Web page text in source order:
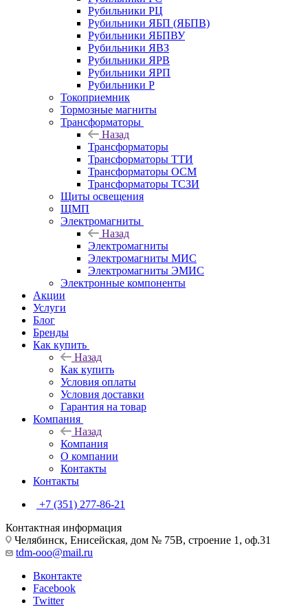
Рубильники РЦ
Рубильники ЯБП (ЯБПВ)
Рубильники ЯБПВУ
Рубильники ЯВЗ
Рубильники ЯРВ
Рубильники ЯРП
Рубильники Р
Токоприемник
Тормозные магниты
Трансформаторы
Назад
Трансформаторы
Трансформаторы ТТИ
Трансформаторы ОСМ
Трансформаторы ТСЗИ
Щиты освещения
ЩМП
Электромагниты
Назад
Электромагниты
Электромагниты МИС
Электромагниты ЭМИС
Электронные компоненты
Акции
Услуги
Блог
Бренды
Как купить
Назад
Как купить
Условия оплаты
Условия доставки
Гарантия на товар
Компания
Назад
Компания
О компании
Контакты
Контакты
+7 (351) 277-86-21
Контактная информация
Челябинск, Енисейская, дом № 75В, строение 1, оф.31
tdm-ooo@mail.ru
Вконтакте
Facebook
Twitter